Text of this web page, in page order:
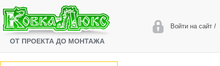
ОТ ПРОЕКТА ДО МОНТАЖА
Войти на сайт/